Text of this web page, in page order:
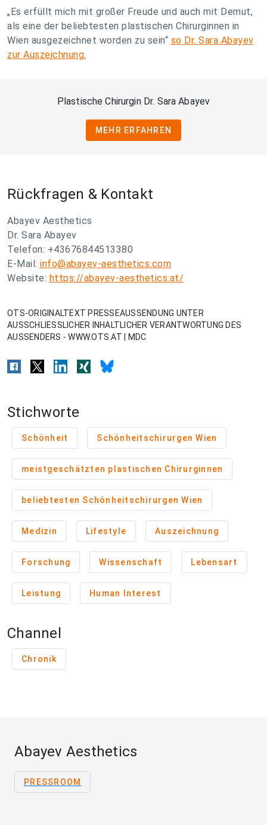
„Es erfüllt mich mit großer Freude und auch mit Demut,
als eine der beliebtesten plastischen Chirurginnen in
Wien ausgezeichnet worden zu sein“ so Dr. Sara Abayev
zur Auszeichnung.
Plastische Chirurgin Dr. Sara Abayev
MEHR ERFAHREN
Rückfragen & Kontakt
Abayev Aesthetics
Dr. Sara Abayev
Telefon: +43676844513380
E-Mail: info@abayev-aesthetics.com
Website: https://abayev-aesthetics.at/
OTS-ORIGINALTEXT PRESSEAUSSENDUNG UNTER
AUSSCHLIESSLICHER INHALTLICHER VERANTWORTUNG DES
AUSSENDERS - WWW.OTS.AT | MDC
Stichworte
Schönheit Schönheitschirurgen Wien
meistgeschätzten plastischen Chirurginnen
beliebtesten Schönheitschirurgen Wien
Medizin Lifestyle Auszeichnung
Forschung Wissenschaft Lebensart
Leistung Human Interest
Channel
Chronik
Abayev Aesthetics
PRESSROOM